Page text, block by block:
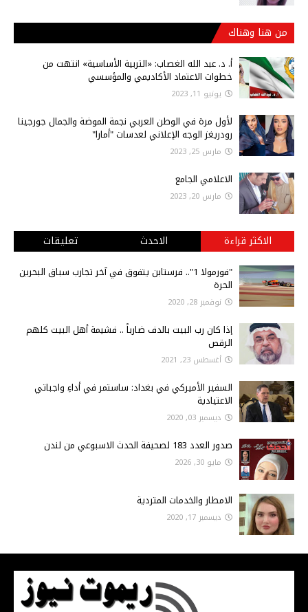
من هنا وهناك
أ‌. د. عبد الله الغصاب: «التربية الأساسية» انتهت من
خطوات الاعتماد الأكاديمي والمؤسسي
يونيو 11, 2023
لأول مرة في الوطن العربي نجمة الموضة والجمال جورجينا
رودريغز الوجه الإعلاني لعدسات "أمارا"
مارس 25, 2023
الاعلامي الجامع
مارس 20, 2023
الاكثر قراءة الاحدث تعليقات
"فورمولا 1".. فرستابن يتفوق في آخر تجارب سباق البحرين
الحرة
نوفمبر 28, 2020
إذا كان رب البيت بالدف ضارباً .. فشيمة أهل البيت كلهم
الرقص
أغسطس 23, 2021
السفير الأميركي في بغداد: ساستمر في أداءِ واجباتي
الاعتيادية
ديسمبر 03, 2020
صدور العدد 183 لصحيفة الحدث الاسبوعي من لندن
مايو 30, 2026
الامطار والخدمات المتردية
ديسمبر 17, 2020